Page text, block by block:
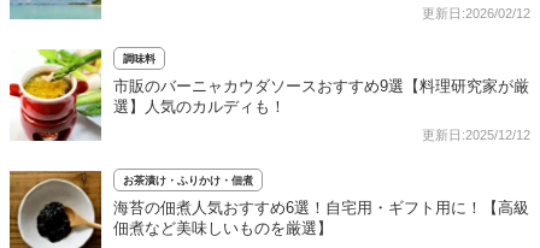
更新日:2026/02/12
調味料
市販のバーニャカウダソースおすすめ9選【料理研究家が厳
選】人気のカルディも！
更新日:2025/12/12
お茶漬け・ふりかけ・佃煮
海苔の佃煮人気おすすめ6選！自宅用・ギフト用に！【高級
佃煮など美味しいものを厳選】